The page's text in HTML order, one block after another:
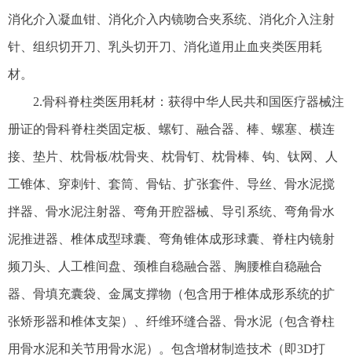
消化介入凝血钳、消化介入内镜吻合夹系统、消化介入注射
针、组织切开刀、乳头切开刀、消化道用止血夹类医用耗
材。
2.骨科脊柱类医用耗材：获得中华人民共和国医疗器械注
册证的骨科脊柱类固定板、螺钉、融合器、棒、螺塞、横连
接、垫片、枕骨板/枕骨夹、枕骨钉、枕骨棒、钩、钛网、人
工锥体、穿刺针、套筒、骨钻、扩张套件、导丝、骨水泥搅
拌器、骨水泥注射器、弯角开腔器械、导引系统、弯角骨水
泥推进器、椎体成型球囊、弯角锥体成形球囊、脊柱内镜射
频刀头、人工椎间盘、颈椎自稳融合器、胸腰椎自稳融合
器、骨填充囊袋、金属支撑物（包含用于椎体成形系统的扩
张矫形器和椎体支架）、纤维环缝合器、骨水泥（包含脊柱
用骨水泥和关节用骨水泥）。包含增材制造技术（即3D打